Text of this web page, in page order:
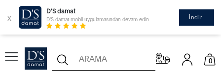
x
D'S damat
D'S damat mobil uygulamasından devam edin İndir
0